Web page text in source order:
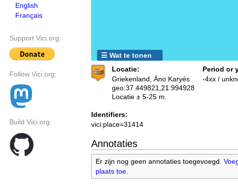
English
Français
Support Vici.org:
Follow Vici.org:
Build Vici.org:
☰ Wat te tonen
Locatie:
Griekenland, Áno Karyés
geo:37.449821,21.994928
Locatie ± 5-25 m.
Period or
-4xx /
Identifiers:
vici:place=31414
Annotaties
Er zijn nog geen annotaties toegevoegd.
plaats toe